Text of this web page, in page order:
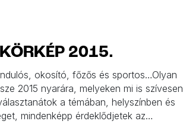
hangszerekkel a […]
2015.
okosító, főzős és sportos…Olyan
2015 nyarára, melyeken mi is szívesen
a témában, helyszínben és
mindenképp érdeklődjetek az